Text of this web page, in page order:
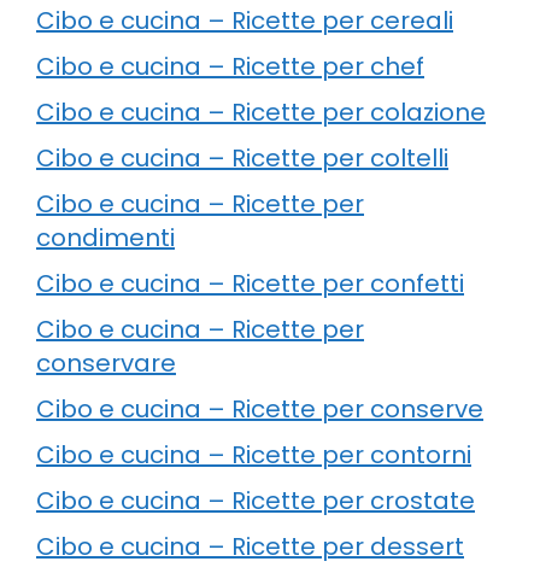
Cibo e cucina – Ricette per cereali
Cibo e cucina – Ricette per chef
Cibo e cucina – Ricette per colazione
Cibo e cucina – Ricette per coltelli
Cibo e cucina – Ricette per
condimenti
Cibo e cucina – Ricette per confetti
Cibo e cucina – Ricette per
conservare
Cibo e cucina – Ricette per conserve
Cibo e cucina – Ricette per contorni
Cibo e cucina – Ricette per crostate
Cibo e cucina – Ricette per dessert